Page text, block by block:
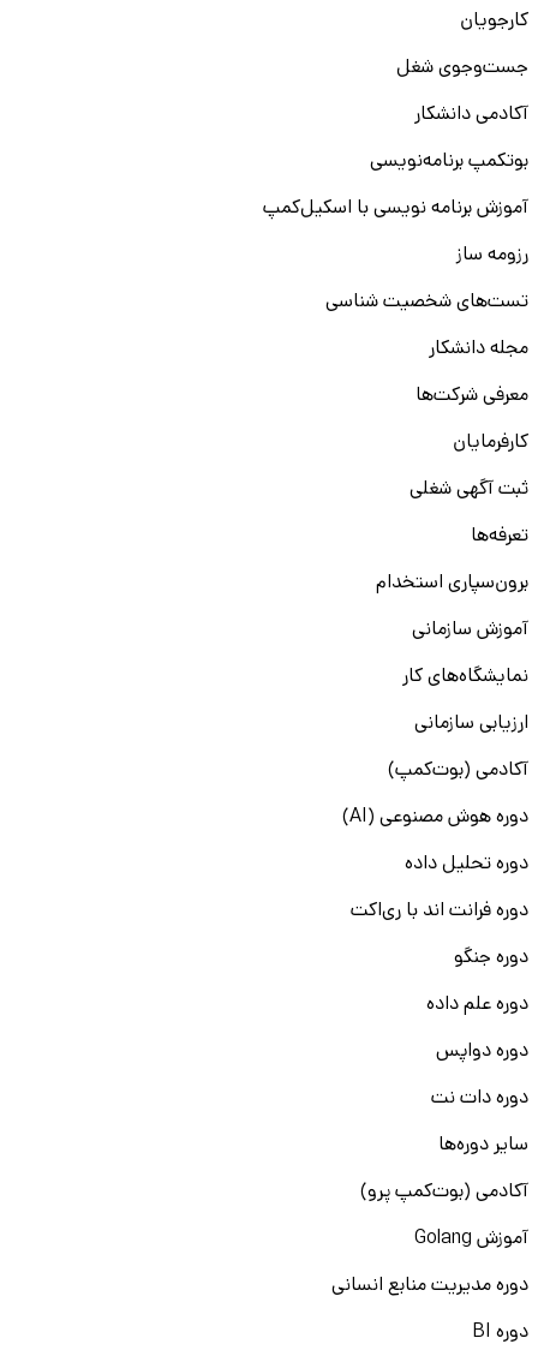
کارجویان
جست‌و‌جوی شغل
آکادمی دانشکار
بوتکمپ برنامه‌نویسی
آموزش برنامه نویسی با اسکیل‌کمپ
رزومه ساز
تست‌های شخصیت شناسی
مجله دانشکار
معرفی شرکت‌ها
کارفرمایان
ثبت آگهی شغلی
تعرفه‌ها
برون‌سپاری استخدام
آموزش سازمانی
نمایشگاه‌های کار
ارزیابی سازمانی
آکادمی (بوت‌کمپ)
دوره هوش مصنوعی (AI)
دوره تحلیل داده
دوره فرانت اند با ری‌اکت
دوره جنگو
دوره علم داده
دوره دواپس
دوره دات نت
سایر دوره‌ها
آکادمی (بوت‌کمپ پرو)
آموزش Golang
دوره مدیریت منابع انسانی
دوره BI